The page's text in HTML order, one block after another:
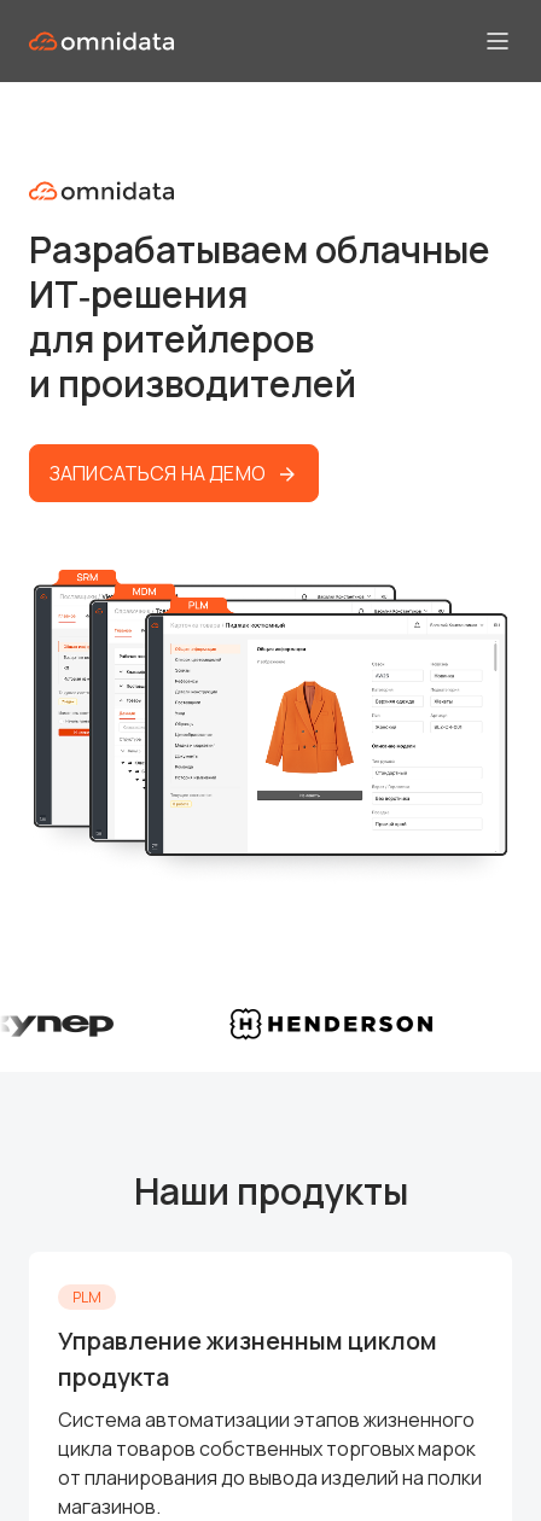
Разрабатываем облачные
ИТ‑решения
для ритейлеров
и производителей
ЗАПИСАТЬСЯ НА ДЕМО
Наши продукты
PLM
Управление жизненным циклом
продукта
Система автоматизации этапов жизненного
цикла товаров собственных торговых марок
от планирования до вывода изделий на полки
магазинов.